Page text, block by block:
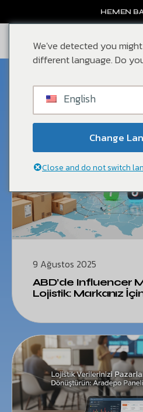
HEMEN
ABD e-ticaret
9 Ağustos 2025
ABD’de Influencer
Lojistik: Markanız
We've detected you
different language. Do
English
Change
Close and do not switch